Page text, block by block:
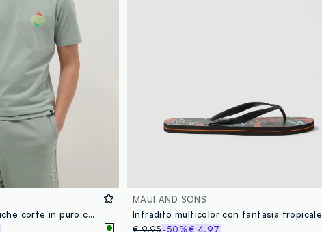
T-shirt verde a maniche corte in puro cotone
MAUI AND SONS
Infradito multicolor con fantasia tropicale
€ 9,95-50%€ 4,97